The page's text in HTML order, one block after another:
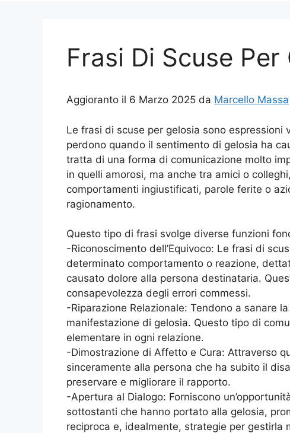
Frasi Di Scuse Per
Aggioranto il 6 Marzo 2025 da Marcello Massa
Le frasi di scuse per gelosia sono
perdono quando il sentimento di gelosia ha
tratta di una forma di comunicazione molto
in quelli amorosi, ma anche tra amici o
comportamenti ingiustificati, parole ferite o
ragionamento.
Questo tipo di frasi svolge diverse funzioni
-Riconoscimento dell’Equivoco: Le frasi di
determinato comportamento o reazione,
causato dolore alla persona destinataria.
consapevolezza degli errori commessi.
-Riparazione Relazionale: Tendono a sanare
manifestazione di gelosia. Questo tipo di
elementare in ogni relazione.
-Dimostrazione di Affetto e Cura: Attraverso
sinceramente alla persona che ha subito il
preservare e migliorare il rapporto.
-Apertura al Dialogo: Forniscono
sottostanti che hanno portato alla gelosia,
reciproca e, idealmente, strategie per gestirla